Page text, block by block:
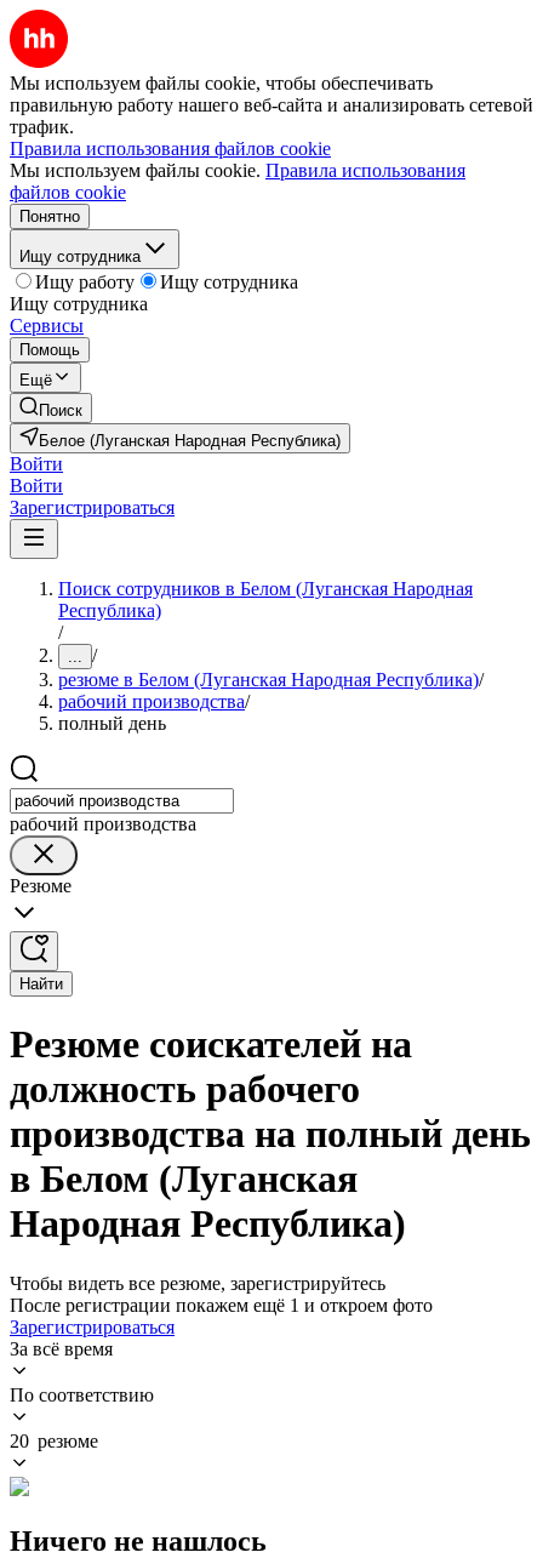
Мы используем файлы cookie, чтобы обеспечивать
правильную работу нашего веб-сайта и анализировать сетевой
трафик.
Правила использования файлов cookie
Мы используем файлы cookie. Правила использования
файлов cookie
Понятно
Ищу сотрудника
Ищу работу
Ищу сотрудника
Ищу сотрудника
Сервисы
Помощь
Ещё
Поиск
Белое (Луганская Народная Республика)
Войти
Войти
Зарегистрироваться
Поиск сотрудников в Белом (Луганская Народная
Республика)
/
... /
резюме в Белом (Луганская Народная Республика)/
рабочий производства/
полный день
рабочий производства
Резюме
Найти
Резюме соискателей на
должность рабочего
производства на полный день
в Белом (Луганская
Народная Республика)
Чтобы видеть все резюме, зарегистрируйтесь
После регистрации покажем ещё 1 и откроем фото
Зарегистрироваться
За всё время
По соответствию
20 резюме
Ничего не нашлось